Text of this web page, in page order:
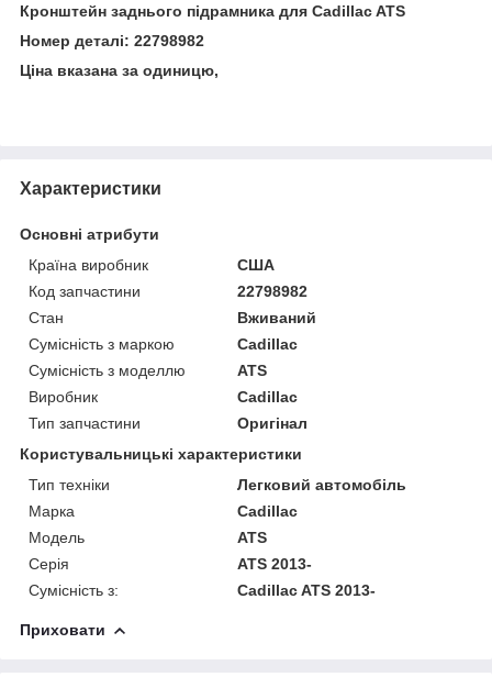
Кронштейн заднього підрамника для Cadillac ATS
Номер деталі: 22798982
Ціна вказана за одиницю,
Характеристики
Основні атрибути
Країна виробник
США
Код запчастини
22798982
Стан
Вживаний
Сумісність з маркою
Cadillac
Сумісність з моделлю
ATS
Виробник
Cadillac
Тип запчастини
Оригінал
Користувальницькі характеристики
Тип техніки
Легковий автомобіль
Марка
Cadillac
Модель
ATS
Серія
ATS 2013-
Сумісність з:
Cadillac ATS 2013-
Приховати